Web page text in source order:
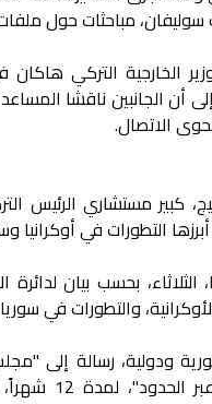
مباحثات حول
الخارجية التركي
الجانبين ناقشا
الاتصال.
كبير مستشاري الرئيس
التطورات في أوكرانيا
بحسب بيان لدائرة
والتطورات في
إغاثية سورية ودولية،